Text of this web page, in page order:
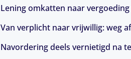
Lening omkatten naar
Van verplicht naar vrijwillig: weg
Navordering deels vernietigd na